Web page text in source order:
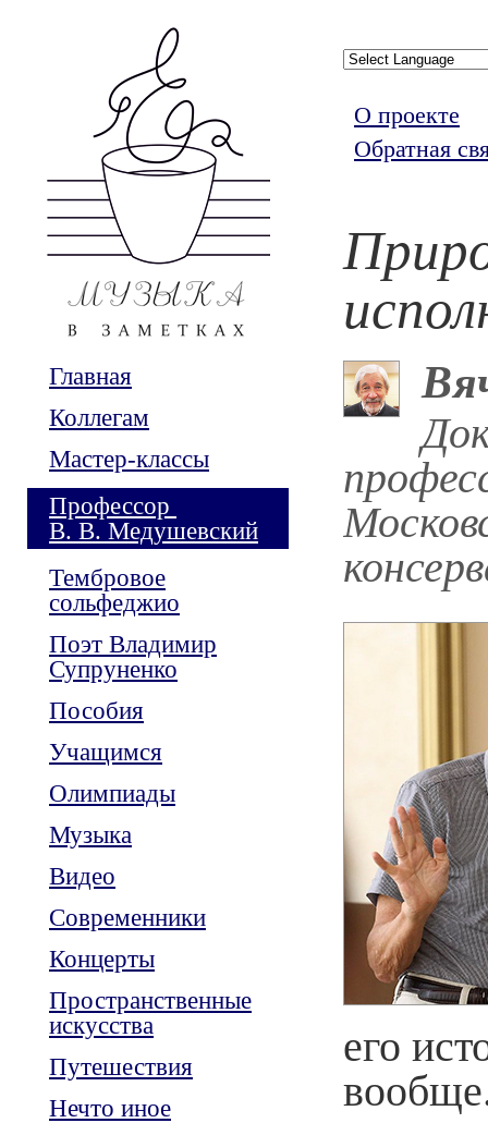
Главная
Коллегам
Мастер-классы
Профессор
В. В. Медушевский
Тембровое
сольфеджио
Поэт Владимир
Супруненко
Пособия
Учащимся
Олимпиады
Музыка
Видео
Современники
Концерты
Пространственные
искусства
Путешествия
Нечто иное
О проекте
Обратная
его